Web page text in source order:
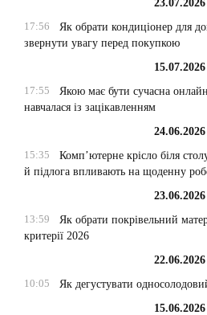
23.07.2026
17:56
Як обрати кондиціонер для
звернути увагу перед покупкою
15.07.2026
17:55
Якою має бути сучасна
навчалася із зацікавленням
24.06.2026
15:35
Комп’ютерне крісло біля
й підлога впливають на щоденну
23.06.2026
13:59
Як обрати покрівельний
критерії 2026
22.06.2026
10:05
Як дегустувати
15.06.2026